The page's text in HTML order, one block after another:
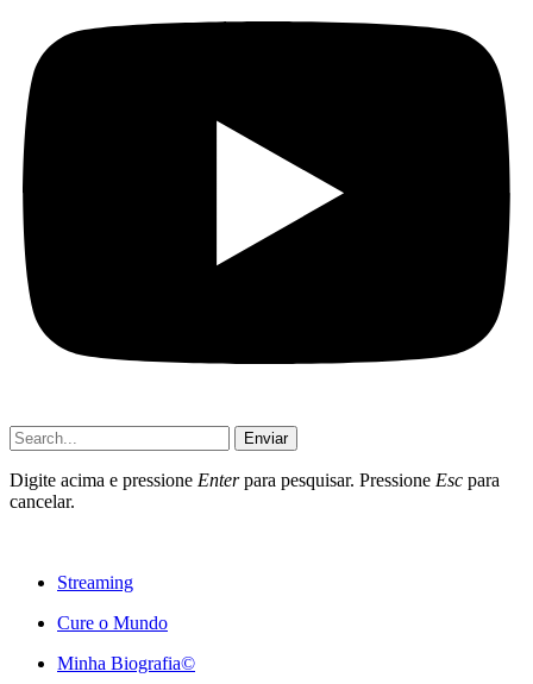
Enviar
Digite acima e pressione Enterpara pesquisar. Pressione Esc para
cancelar.
Streaming
Cure o Mundo
Minha Biografia©